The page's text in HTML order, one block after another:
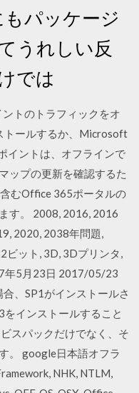
もパッケージ
うれしい反
では
トのトラフィックをオ
トールするか、Microsoft
イントは、オフラインで
ップの更新を確認するた
むOffice 365ポータルの
す。 2008, 2016, 2016
2020, 2038年問題,
ビット, 3D, 3Dプリンタ,
年5月23日 2017/05/23
、SP1がインストールさ
インストールすること
スパックだけでなく、そ
。 google日本語オフラ
NHK, NTLM,